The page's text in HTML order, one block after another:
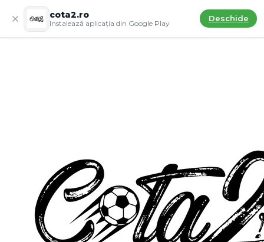
cota2.ro
Instalează aplicația din Google Play Deschide